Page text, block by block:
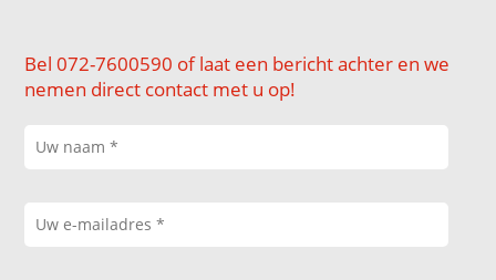
Bel 072-7600590 of laat een bericht achter en we
nemen direct contact met u op!